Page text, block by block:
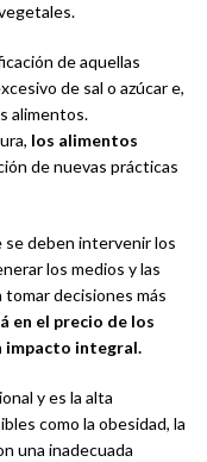
de aquellas
de sal o azúcar e,
alimentos.
los alimentos
de nuevas prácticas
se deben intervenir los
los medios y las
decisiones más
en el precio de los
impacto integral.
y es la alta
como la obesidad, la
una inadecuada